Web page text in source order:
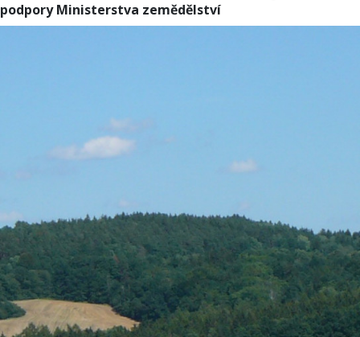
podpory Ministerstva zemědělství